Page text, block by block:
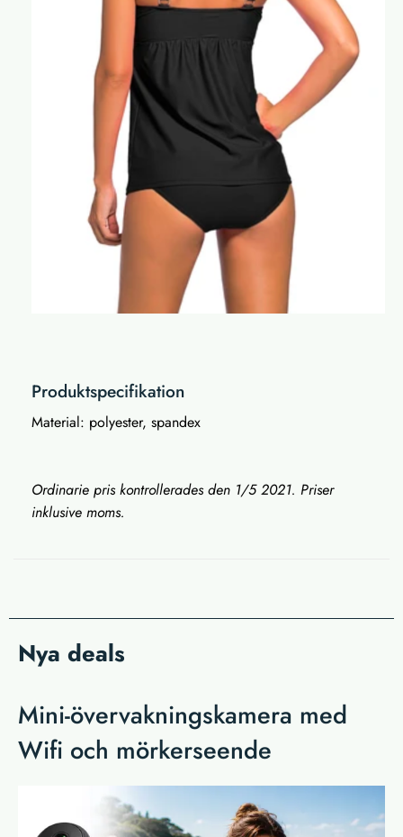
Produktspecifikation
Material: polyester, spandex
Ordinarie pris kontrollerades den 1/5 2021. Priser
inklusive moms.
Nya deals
Mini-övervakningskamera med
Wifi och mörkerseende